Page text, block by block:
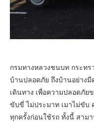
กรมทางหลวงชนบท กระท
บ้านปลอดภัย ถึงบ้านอย่าง
เดินทาง เพื่อความปลอดภัย
ขับขี่ ไม่ประมาท เมาไม่ขับ
ทุกครั้งก่อนใช้รถ ทั้งนี้ สาม